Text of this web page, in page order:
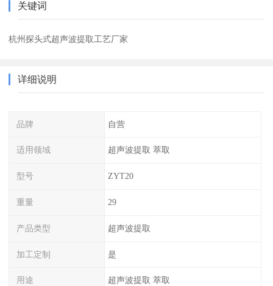
关键词
杭州探头式超声波提取工艺厂家
详细说明
品牌 自营
适用领域 超声波提取 萃取
型号 ZYT20
重量 29
产品类型 超声波提取
加工定制 是
用途 超声波提取 萃取